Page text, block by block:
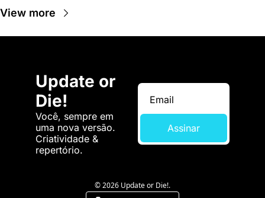
View more
Update or
Die!
Você, sempre em
uma nova versão.
Criatividade &
repertório.
Assinar
© 2026 Update or Die!.